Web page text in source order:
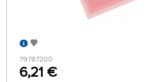
79787200
6,21 €